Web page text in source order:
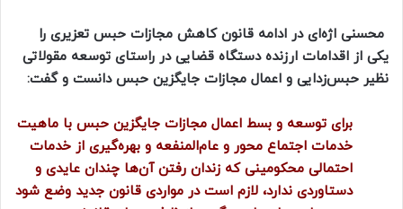
محسنی اژه‌ای در ادامه قانون کاهش مجازات حبس تعزیری را
یکی از اقدامات ارزنده دستگاه قضایی در راستای توسعه مقولاتی
نظیر حبس‌زدایی و اعمال مجازات جایگزین حبس دانست و گفت:
برای توسعه و بسط اعمال مجازات جایگزین حبس با ماهیت
خدمات اجتماع محور و عام‌المنفعه و بهره‌گیری از خدمات
احتمالی محکومینی که زندان رفتن آن‌ها چندان عایدی و
دستاوردی ندارد، لازم است در مواردی قانون جدید وضع شود